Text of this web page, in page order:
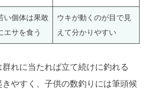
い個体は果敢
エサを食う
ウキが動くのが目で見
えて分かりやすい
れに当たれば立て続けに釣れる
きやすく、子供の数釣りには筆頭候